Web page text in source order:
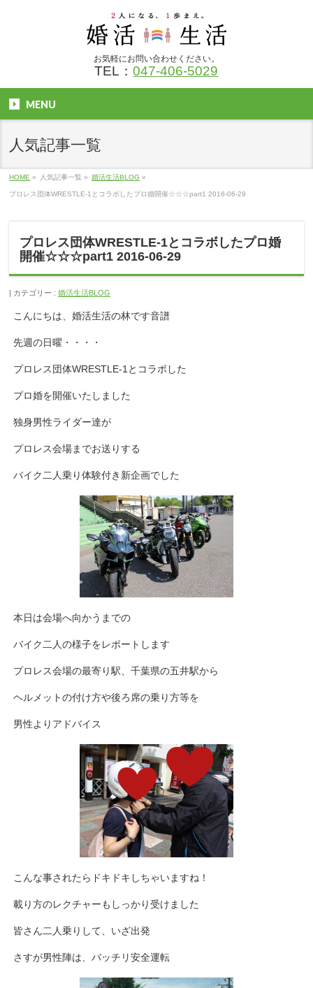
お気軽にお問い合わせください。
TEL：047-406-5029
MENU
人気記事一覧
HOME » 人気記事一覧 » 婚活生活BLOG »
プロレス団体WRESTLE-1とコラボしたプロ婚開催☆☆☆part1 2016-06-29
プロレス団体WRESTLE-1とコラボしたプロ婚
開催☆☆☆part1 2016-06-29
カテゴリー :婚活生活BLOG
こんにちは、婚活生活の林です音譜
先週の日曜・・・・
プロレス団体WRESTLE-1とコラボした
プロ婚を開催いたしました
独身男性ライダー達が
プロレス会場までお送りする
バイク二人乗り体験付き新企画でした
本日は会場へ向かうまでの
バイク二人の様子をレポートします
プロレス会場の最寄り駅、千葉県の五井駅から
ヘルメットの付け方や後ろ席の乗り方等を
男性よりアドバイス
こんな事されたらドキドキしちゃいますね！
載り方のレクチャーもしっかり受けました
皆さん二人乗りして、いざ出発
さすが男性陣は、バッチリ安全運転